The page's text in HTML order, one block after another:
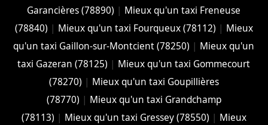
Garancières (78890) | Mieux qu'un taxi Freneuse
(78840) | Mieux qu'un taxi Fourqueux (78112) | Mieux
qu'un taxi Gaillon-sur-Montcient (78250) | Mieux qu'un
taxi Gazeran (78125) | Mieux qu'un taxi Gommecourt
(78270) | Mieux qu'un taxi Goupillières
(78770) | Mieux qu'un taxi Grandchamp
(78113) | Mieux qu'un taxi Gressey (78550) | Mieux